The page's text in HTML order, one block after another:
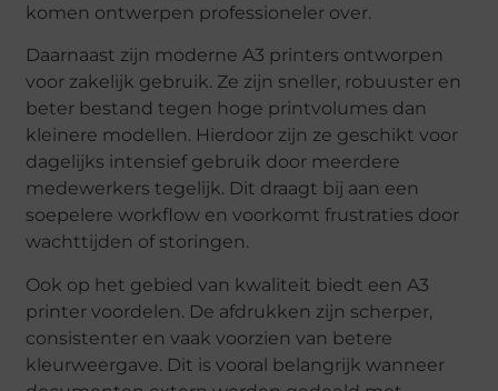
komen ontwerpen professioneler over.
Daarnaast zijn moderne A3 printers ontworpen
voor zakelijk gebruik. Ze zijn sneller, robuuster en
beter bestand tegen hoge printvolumes dan
kleinere modellen. Hierdoor zijn ze geschikt voor
dagelijks intensief gebruik door meerdere
medewerkers tegelijk. Dit draagt bij aan een
soepelere workflow en voorkomt frustraties door
wachttijden of storingen.
Ook op het gebied van kwaliteit biedt een A3
printer voordelen. De afdrukken zijn scherper,
consistenter en vaak voorzien van betere
kleurweergave. Dit is vooral belangrijk wanneer